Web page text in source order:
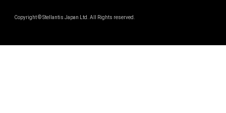
Copyright © Stellantis Japan Ltd. All Rights reserved.